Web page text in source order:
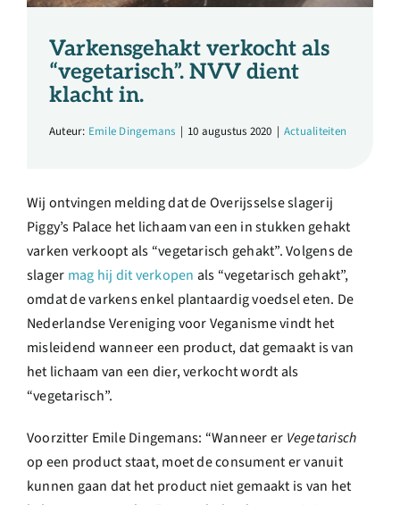
Over ons
Ondernemer
Contact
Shop
English
Varkensgehakt verkocht als
“vegetarisch”. NVV dient
klacht in.
Auteur: Emile Dingemans | 10 augustus 2020 | Actualiteiten
Wij ontvingen melding dat de Overijsselse slagerij
Piggy’s Palace het lichaam van een in stukken gehakt
varken verkoopt als “vegetarisch gehakt”. Volgens de
slager mag hij dit verkopen als “vegetarisch gehakt”,
omdat de varkens enkel plantaardig voedsel eten. De
Nederlandse Vereniging voor Veganisme vindt het
misleidend wanneer een product, dat gemaakt is van
het lichaam van een dier, verkocht wordt als
“vegetarisch”.
Voorzitter Emile Dingemans: “Wanneer er Vegetarisch
op een product staat, moet de consument er vanuit
kunnen gaan dat het product niet gemaakt is van het